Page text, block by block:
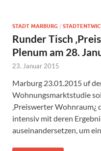
STADT MARBURG /
Runder Tisch
Plenum am 28.
23. Januar 2015
Marburg 23.01.2015 uf
Wohnungsmarktstudie
‚Preiswerter
intensiv mit deren
auseinandersetzen, um